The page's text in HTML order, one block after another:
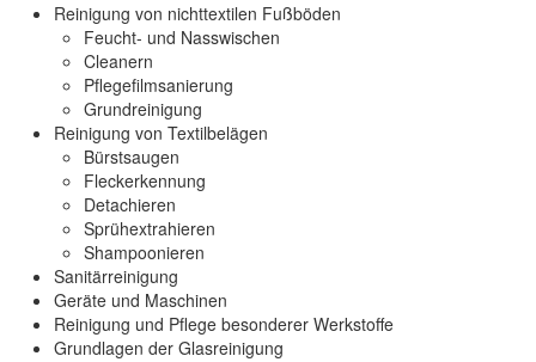
Reinigung von nichttextilen Fußböden
Feucht- und Nasswischen
Cleanern
Pflegefilmsanierung
Grundreinigung
Reinigung von Textilbelägen
Bürstsaugen
Fleckerkennung
Detachieren
Sprühextrahieren
Shampoonieren
Sanitärreinigung
Geräte und Maschinen
Reinigung und Pflege besonderer Werkstoffe
Grundlagen der Glasreinigung